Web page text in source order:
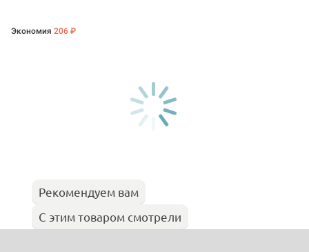
Экономия 206 ₽
Рекомендуем вам
С этим товаром смотрели